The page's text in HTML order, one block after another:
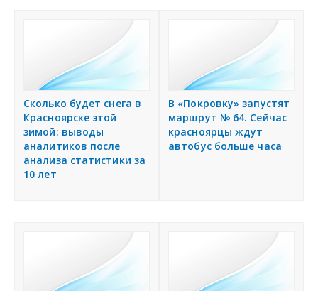
История края
Подать объявление
Регионы России
Сколько будет снега в
Красноярске этой
зимой: выводы
аналитиков после
анализа статистики за
10 лет
В «Покровку» запустят
маршрут № 64. Сейчас
красноярцы ждут
автобус больше часа